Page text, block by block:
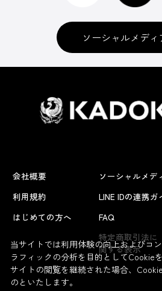
ソーシャルメデ
会社概要
利用規約
はじめての方へ
ソーシャルメデ
LINE IDの連携ガ
FAQ
特定商取引法に
関する表示
当サイトでは利用体験の向上およびコ
ラフィックの分析を目的としてCookie
サイトの閲覧を継続された場合、
のといたします。